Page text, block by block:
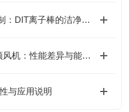
医药食品包装GMP合规静电控制：DIT离子棒的洁净室适配方案
DIT脉冲AC离子风机与传统工频风机：性能差异与能效分析
与应用说明